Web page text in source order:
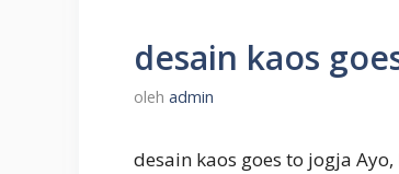
desain kaos
oleh admin
desain kaos goes to jogja